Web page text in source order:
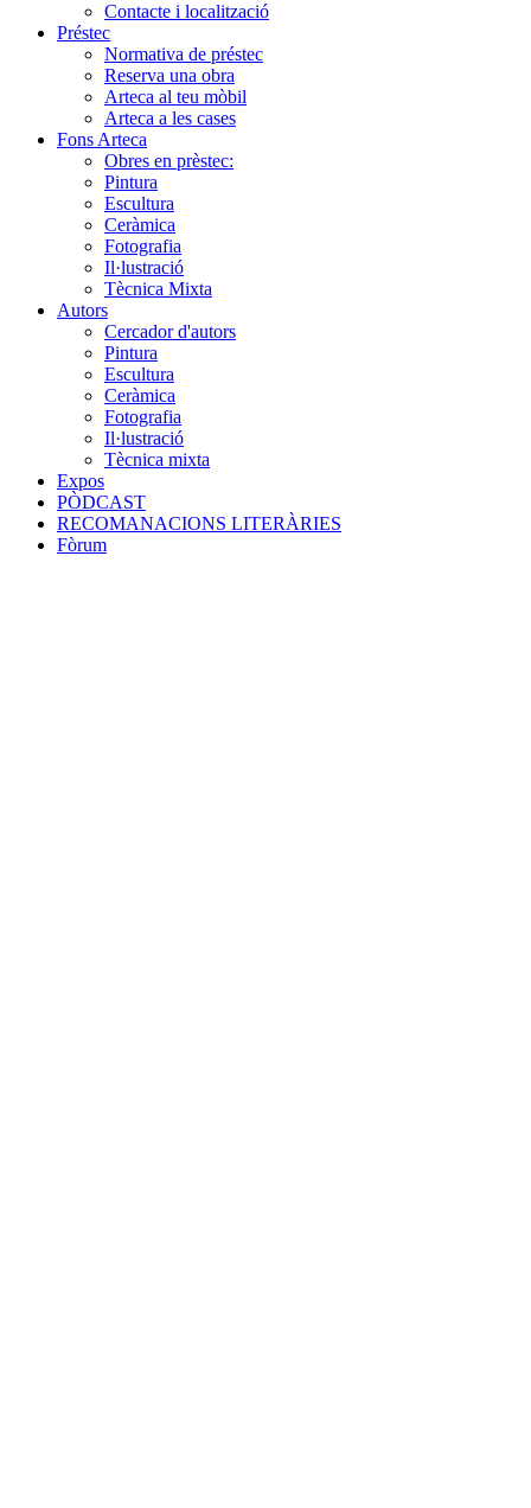
Contacte i localització
Préstec
Normativa de préstec
Reserva una obra
Arteca al teu mòbil
Arteca a les cases
Fons Arteca
Obres en prèstec:
Pintura
Escultura
Ceràmica
Fotografia
Il·lustració
Tècnica Mixta
Autors
Cercador d'autors
Pintura
Escultura
Ceràmica
Fotografia
Il·lustració
Tècnica mixta
Expos
PÒDCAST
RECOMANACIONS LITERÀRIES
Fòrum